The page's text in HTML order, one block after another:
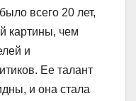
всего 20 лет,
картины, чем
и
Ее талант
и она стала